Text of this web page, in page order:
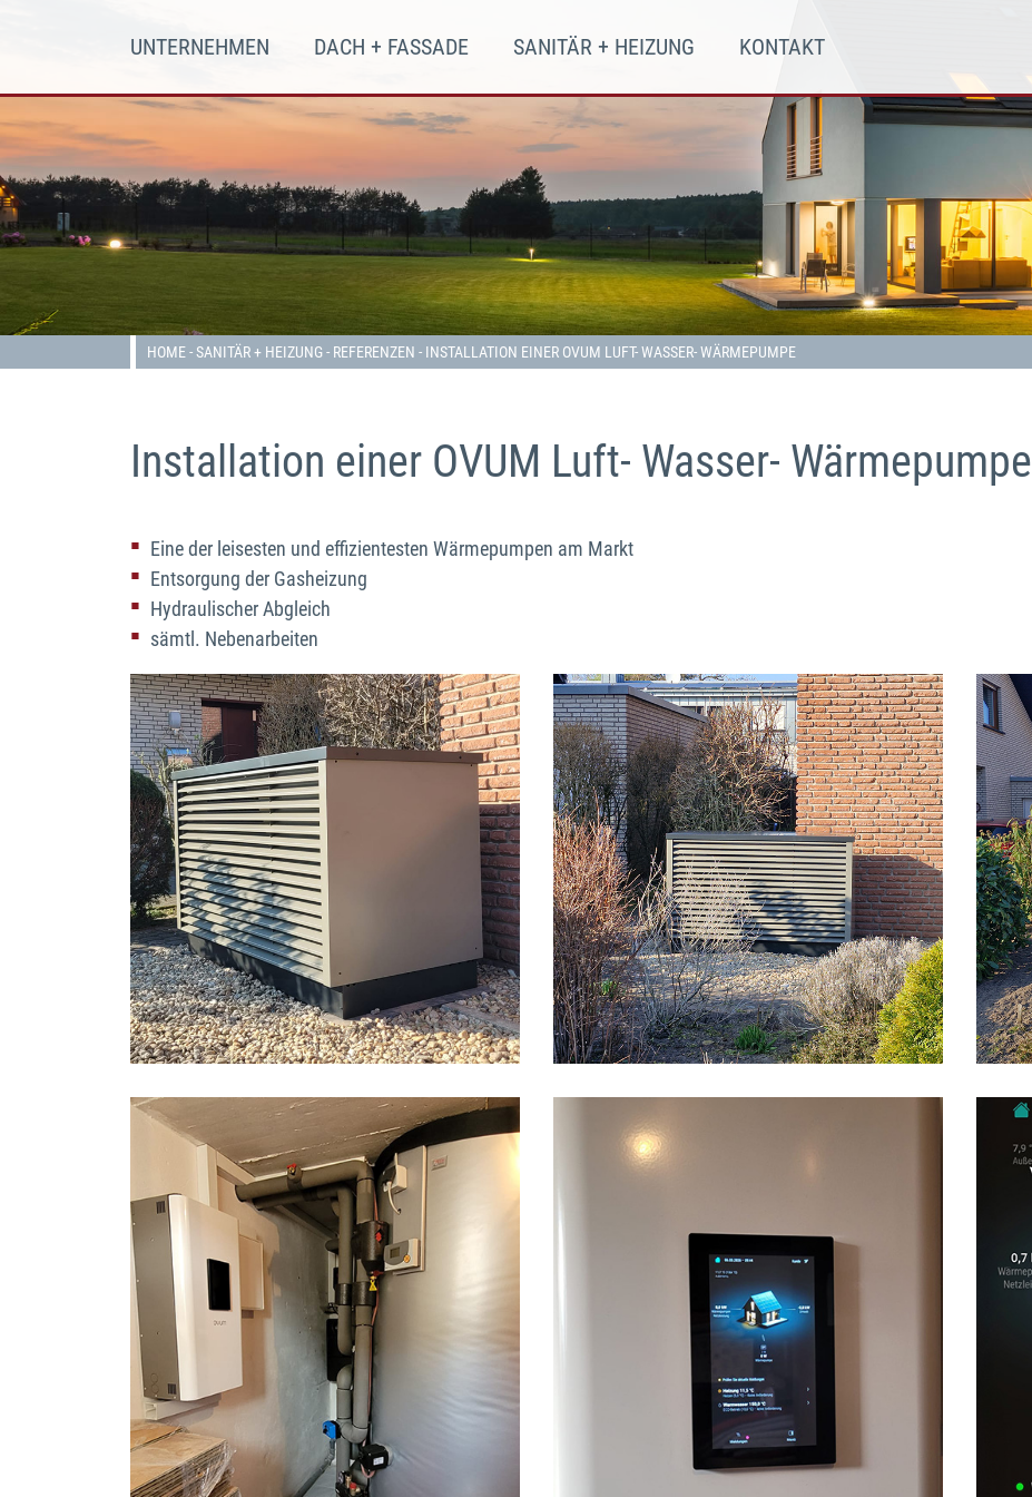
UNTERNEHMEN DACH + FASSADE SANITÄR + HEIZUNG KONTAKT
Previous
HOME-SANITÄR + HEIZUNG- REFERENZEN - INSTALLATION EINER OVUM LUFT- WASSER- WÄRMEPUMPE
Installation einer OVUM Luft- Wasser- Wärmepumpe
Eine der leisesten und effizientesten Wärmepumpen am Markt
Entsorgung der Gasheizung
Hydraulischer Abgleich
sämtl. Nebenarbeiten